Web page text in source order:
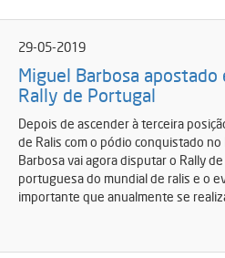
29-05-2019
Miguel Barbosa apostado
Rally de Portugal
Depois de ascender à terceira
de Ralis com o pódio conquistado
Barbosa vai agora disputar o Rally
portuguesa do mundial de ralis e o
importante que anualmente se